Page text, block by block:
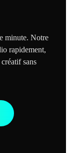
minute. Notre
rapidement,
sans